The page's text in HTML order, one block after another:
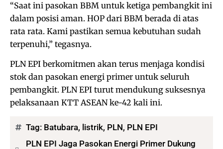
“Saat ini pasokan BBM untuk ketiga pembangkit ini
dalam posisi aman. HOP dari BBM berada di atas
rata rata. Kami pastikan semua kebutuhan sudah
terpenuhi,” tegasnya.
PLN EPI berkomitmen akan terus menjaga kondisi
stok dan pasokan energi primer untuk seluruh
pembangkit. PLN EPI turut mendukung suksesnya
pelaksanaan KTT ASEAN ke-42 kali ini.
Tag: Batubara, listrik, PLN, PLN EPI
PLN EPI Jaga Pasokan Energi Primer Dukung